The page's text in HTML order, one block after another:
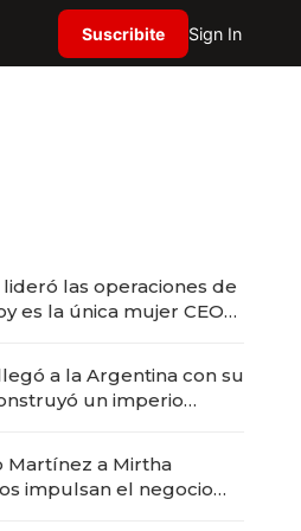
Suscribite Sign In
las operaciones de
es la única mujer CEO
a la Argentina con su
un imperio
Martínez a Mirtha
impulsan el negocio